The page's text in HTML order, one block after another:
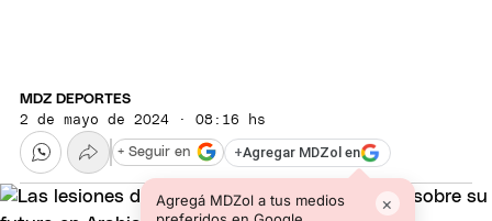
MDZ DEPORTES
2 de mayo de 2024 · 08:16 hs
+Agregar MDZol en
Agregá MDZol a tus medios
×
+ Seguir en